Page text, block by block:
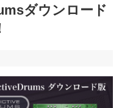
ダウンロード